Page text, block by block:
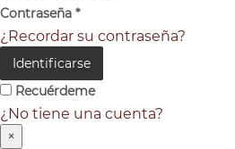
Contraseña *
¿Recordar su contraseña?
Identificarse
Recuérdeme
¿No tiene una cuenta?
×